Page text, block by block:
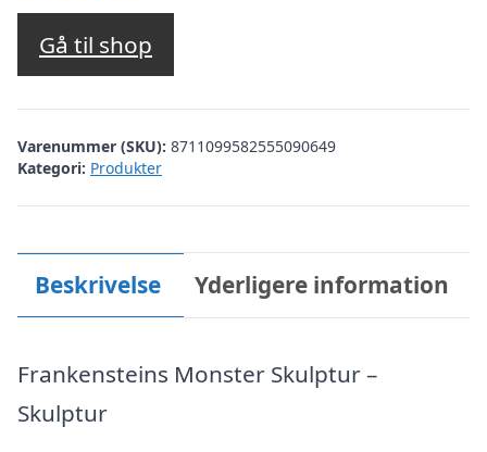
Gå til shop
Varenummer (SKU): 8711099582555090649
Kategori: Produkter
Beskrivelse Yderligere information
Frankensteins Monster Skulptur –
Skulptur